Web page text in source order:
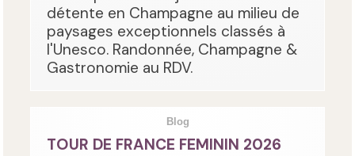
détente en Champagne au milieu de
paysages exceptionnels classés à
l'Unesco. Randonnée, Champagne &
Gastronomie au RDV.
Blog
TOUR DE FRANCE FEMININ 2026